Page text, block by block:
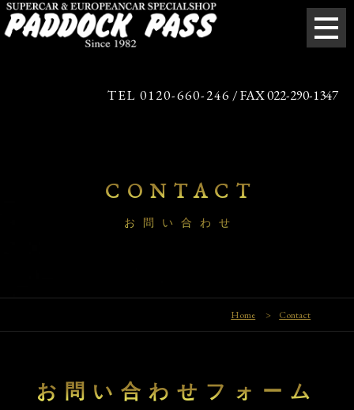
TEL 0120-660-246 / FAX 022-290-1347
CONTACT
お問い合わせ
Home > Contact
お問い合わせフォーム